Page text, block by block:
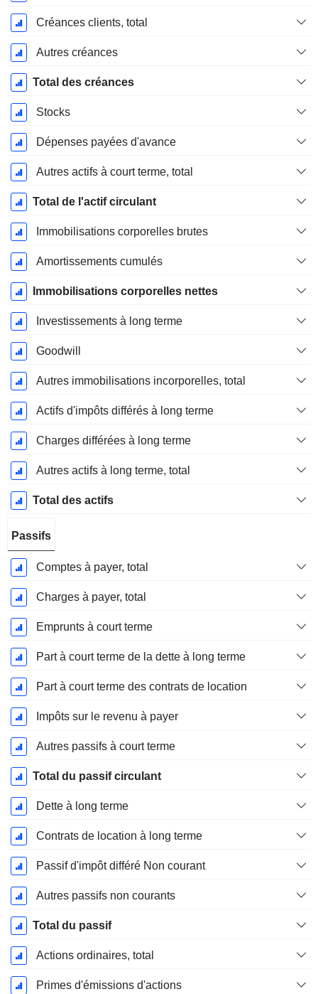
Créances clients, total
Autres créances
Total des créances
Stocks
Dépenses payées d'avance
Autres actifs à court terme, total
Total de l'actif circulant
Immobilisations corporelles brutes
Amortissements cumulés
Immobilisations corporelles nettes
Investissements à long terme
Goodwill
Autres immobilisations incorporelles, total
Actifs d'impôts différés à long terme
Charges différées à long terme
Autres actifs à long terme, total
Total des actifs
Passifs
Comptes à payer, total
Charges à payer, total
Emprunts à court terme
Part à court terme de la dette à long terme
Part à court terme des contrats de location
Impôts sur le revenu à payer
Autres passifs à court terme
Total du passif circulant
Dette à long terme
Contrats de location à long terme
Passif d'impôt différé Non courant
Autres passifs non courants
Total du passif
Actions ordinaires, total
Primes d'émissions d'actions